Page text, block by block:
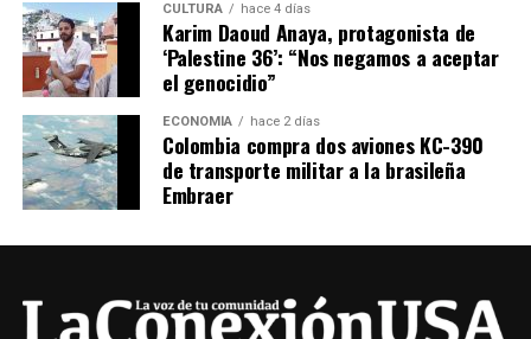
CULTURA hace 4 días
Karim Daoud Anaya, protagonista de
‘Palestine 36’: “Nos negamos a aceptar
el genocidio”
ECONOMÍA hace 2 días
Colombia compra dos aviones KC-390
de transporte militar a la brasileña
Embraer